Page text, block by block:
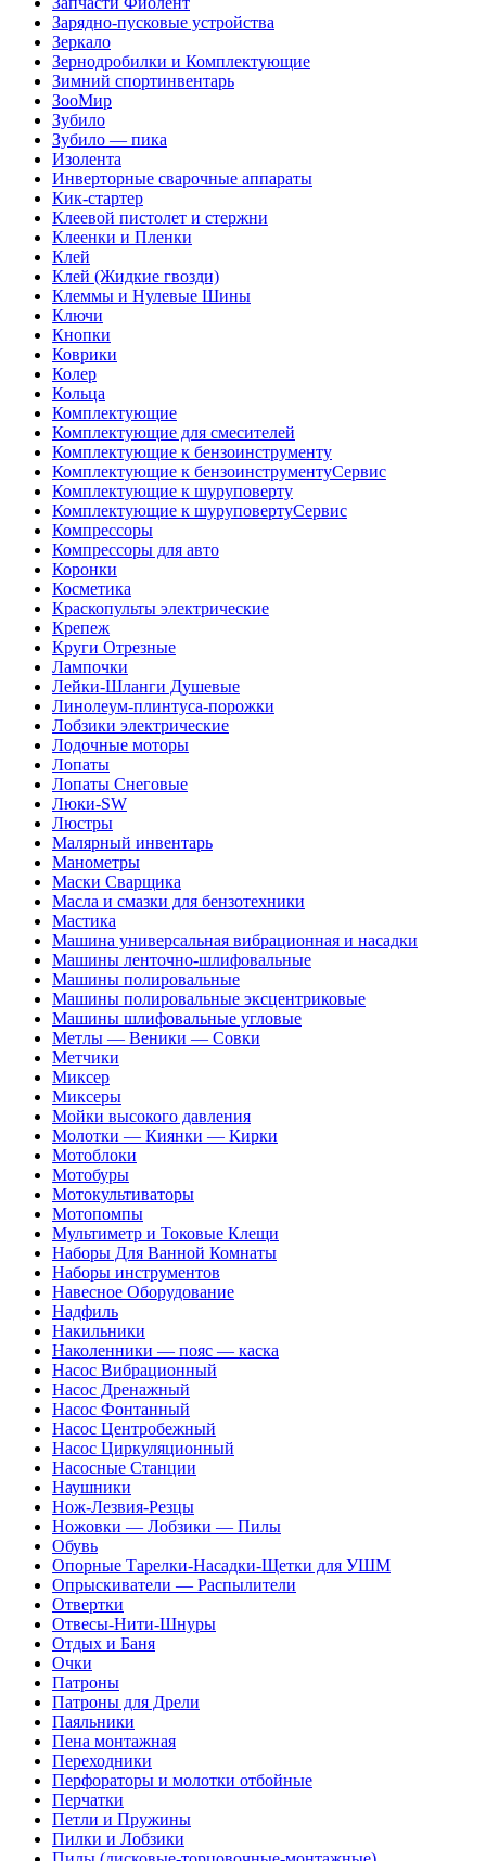
Зарядно-пусковые устройства
Зеркало
Зернодробилки и Комплектующие
Зимний спортинвентарь
ЗооМир
Зубило
Зубило — пика
Изолента
Инверторные сварочные аппараты
Кик-стартер
Клеевой пистолет и стержни
Клеенки и Пленки
Клей
Клей (Жидкие гвозди)
Клеммы и Нулевые Шины
Ключи
Кнопки
Коврики
Колер
Кольца
Комплектующие
Комплектующие для смесителей
Комплектующие к бензоинструменту
Комплектующие к бензоинструментуСервис
Комплектующие к шуруповерту
Комплектующие к шуруповертуСервис
Компрессоры
Компрессоры для авто
Коронки
Косметика
Краскопульты электрические
Крепеж
Круги Отрезные
Лампочки
Лейки-Шланги Душевые
Линолеум-плинтуса-порожки
Лобзики электрические
Лодочные моторы
Лопаты
Лопаты Снеговые
Люки-SW
Люстры
Малярный инвентарь
Манометры
Маски Сварщика
Масла и смазки для бензотехники
Мастика
Машина универсальная вибрационная и насадки
Машины ленточно-шлифовальные
Машины полировальные
Машины полировальные эксцентриковые
Машины шлифовальные угловые
Метлы — Веники — Совки
Метчики
Миксер
Миксеры
Мойки высокого давления
Молотки — Киянки — Кирки
Мотоблоки
Мотобуры
Мотокультиваторы
Мотопомпы
Мультиметр и Токовые Клещи
Наборы Для Ванной Комнаты
Наборы инструментов
Навесное Оборудование
Надфиль
Накильники
Наколенники — пояс — каска
Насос Вибрационный
Насос Дренажный
Насос Фонтанный
Насос Центробежный
Насос Циркуляционный
Насосные Станции
Наушники
Нож-Лезвия-Резцы
Ножовки — Лобзики — Пилы
Обувь
Опорные Тарелки-Насадки-Щетки для УШМ
Опрыскиватели — Распылители
Отвертки
Отвесы-Нити-Шнуры
Отдых и Баня
Очки
Патроны
Патроны для Дрели
Паяльники
Пена монтажная
Переходники
Перфораторы и молотки отбойные
Перчатки
Петли и Пружины
Пилки и Лобзики